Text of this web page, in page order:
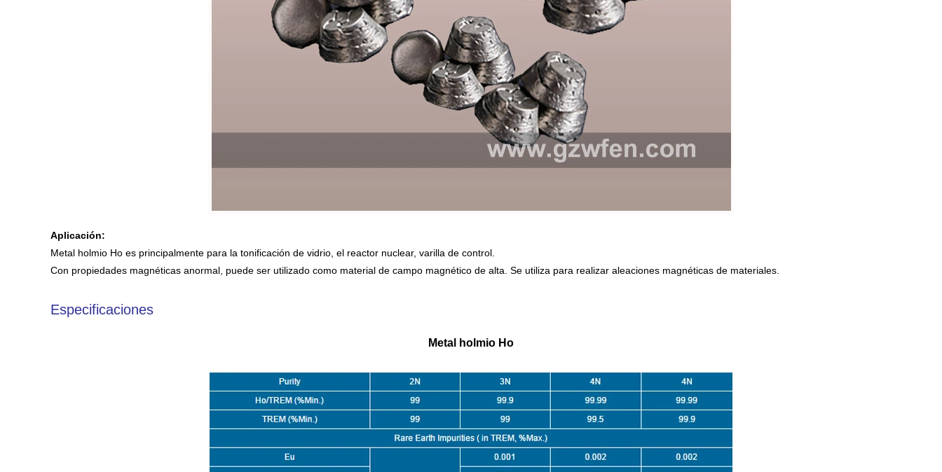
Aplicación:
Metal holmio Ho es principalmente para la tonificación de vidrio, el reactor nuclear, varilla de control.
Con propiedades magnéticas anormal, puede ser utilizado como material de campo magnético de alta. Se utiliza para realizar aleaciones magnéticas de materiales.
Especificaciones
Metal holmio Ho